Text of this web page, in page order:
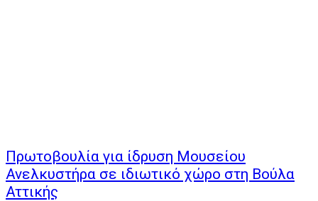
Πρωτοβουλία για ίδρυση Μουσείου
Ανελκυστήρα σε ιδιωτικό χώρο στη Βούλα
Αττικής